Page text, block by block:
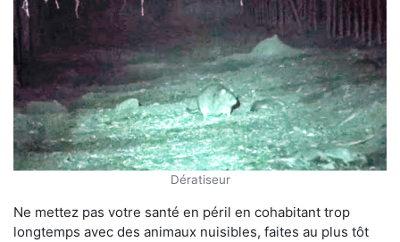
Dératiseur
Ne mettez pas votre santé en péril en cohabitant trop
longtemps avec des animaux nuisibles, faites au plus tôt